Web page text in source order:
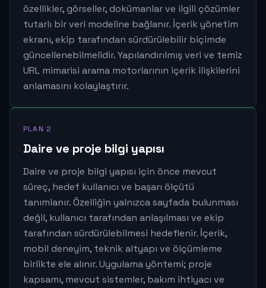
özellikler, görseller, dokümanlar ve ilgili çözümler
tutarlı bir veri modeline bağlanır. İçerik yönetim
ekranı, ekip tarafından sürdürülebilir biçimde
güncellenebilmelidir. Yapılandırılmış veri ve temiz
URL mimarisi arama motorlarının içerik ilişkilerini
anlamasını kolaylaştırır.
PLAN 2
Daire ve proje bilgi yapısı
Daire ve proje bilgi yapısı için önce mevcut
süreç, hedef kullanıcı ve başarı ölçütü
tanımlanır. Özelliğin yalnızca sayfada bulunması
değil, kullanıcı tarafından anlaşılması ve ekip
tarafından sürdürülebilmesi hedeflenir. İçerik,
mobil deneyim, teknik altyapı ve ölçümleme
birlikte ele alınır. Uygulama yöntemi; proje
kapsamı, mevcut sistemler, bakım ihtiyacı ve